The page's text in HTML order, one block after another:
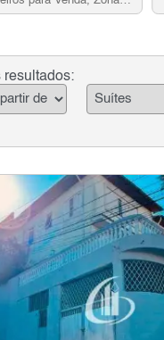
Norte, SP
resultados: